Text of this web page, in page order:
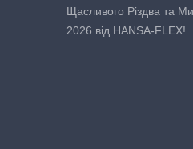
Щасливого Різдва та
2026 від HANSA-FLEX!